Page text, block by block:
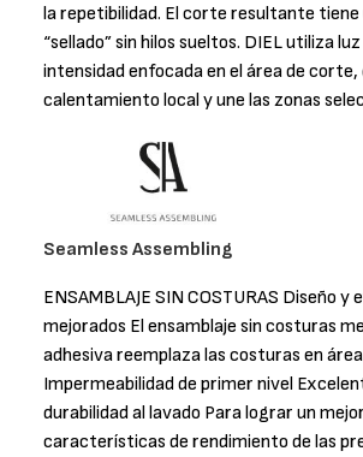
la repetibilidad. El corte resultante tiene
“sellado” sin hilos sueltos. DIEL utiliza
intensidad enfocada en el área de corte,
calentamiento local y une las zonas
Seamless Assembling
ENSAMBLAJE SIN COSTURAS Diseño y
mejorados El ensamblaje sin costuras
adhesiva reemplaza las costuras en
Impermeabilidad de primer nivel
durabilidad al lavado Para lograr un
características de rendimiento de las